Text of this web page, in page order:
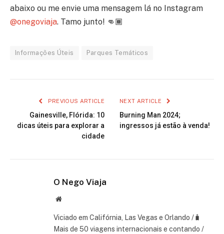
abaixo ou me envie uma mensagem lá no Instagram
@onegoviaja. Tamo junto! 👊🏾
Informações Úteis Parques Temáticos
PREVIOUS ARTICLE
Gainesville, Flórida: 10
dicas úteis para explorar a
cidade
NEXT ARTICLE
Burning Man 2024;
ingressos já estão à venda!
O Nego Viaja
Website
Viciado em Califórnia, Las Vegas e Orlando /🧳
Mais de 50 viagens internacionais e contando /